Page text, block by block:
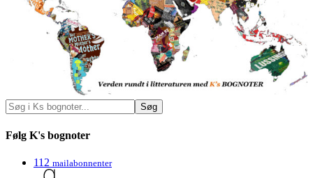
Følg K's bognoter
112 mailabonnenter